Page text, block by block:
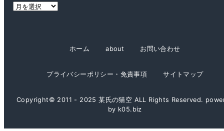
ア
ホーム about お問い合わせ
プライバシーポリシー・免責事項 サイトマップ
Copyright© 2011 - 2025 某氏の猫空 ALL Rights Reserved.
by k05.biz